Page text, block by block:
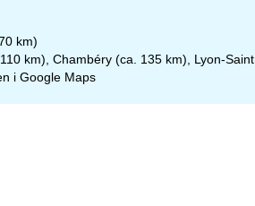
km)
km), Chambéry (ca. 135 km), Lyon-
i Google Maps